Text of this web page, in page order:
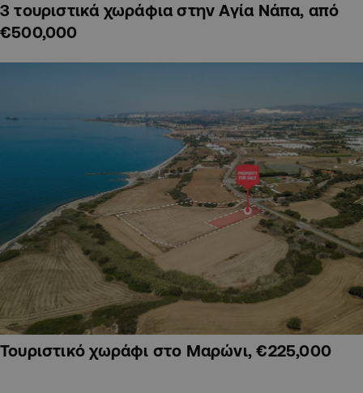
3 τουριστικά χωράφια στην Αγία Νάπα, από
€500,000
Τουριστικό χωράφι στο Μαρώνι, €225,000